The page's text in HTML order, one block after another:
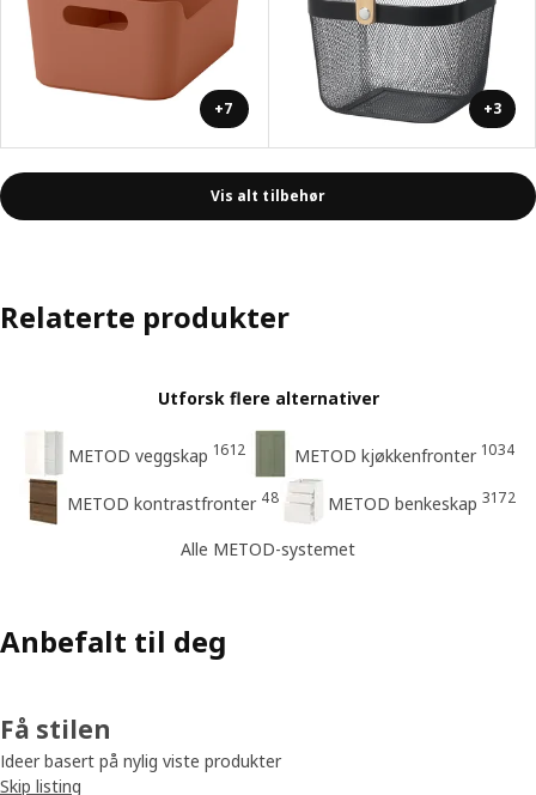
+7 +3
Vis alt tilbehør
Relaterte produkter
Utforsk flere alternativer
METOD veggskap 1612 METOD kjøkkenfronter 1034
METOD kontrastfronter 48 METOD benkeskap 3172
Alle METOD-systemet
Anbefalt til deg
Få stilen
Ideer basert på nylig viste produkter
Skip listing